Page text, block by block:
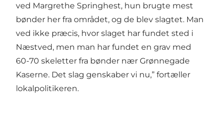
ved Margrethe Springhest, hun brugte mest
bønder her fra området, og de blev slagtet. Man
ved ikke præcis, hvor slaget har fundet sted i
Næstved, men man har fundet en grav med
60-70 skeletter fra bønder nær Grønnegade
Kaserne. Det slag genskaber vi nu,” fortæller
lokalpolitikeren.